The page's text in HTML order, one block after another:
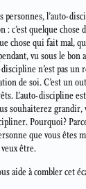
personnes, l’auto-
: c’est quelque chose
chose qui fait mal,
vu sous le bon
n’est pas un
de soi. C’est un
L’auto-discipline
souhaiterez grandir,
Pourquoi?
que vous êtes
être.
aide à combler cet